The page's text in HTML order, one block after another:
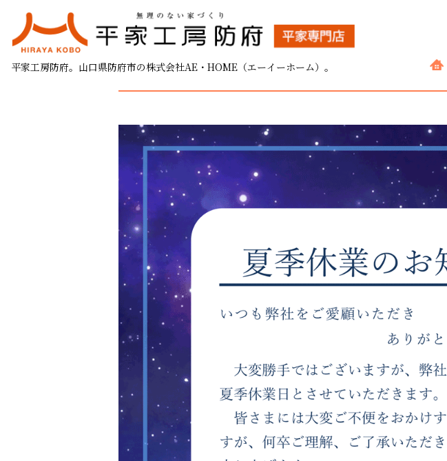
平家工房防府。山口県防府市の株式会社AE・HOME（エーイーホーム）。
夏季休業のお知らせ
2022.07.27